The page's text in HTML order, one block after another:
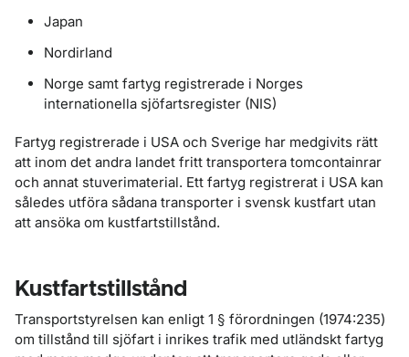
Japan
Nordirland
Norge samt fartyg registrerade i Norges
internationella sjöfartsregister (NIS)
Fartyg registrerade i USA och Sverige har medgivits rätt
att inom det andra landet fritt transportera tomcontainrar
och annat stuverimaterial. Ett fartyg registrerat i USA kan
således utföra sådana transporter i svensk kustfart utan
att ansöka om kustfartstillstånd.
Kustfartstillstånd
Transportstyrelsen kan enligt 1 § förordningen (1974:235)
om tillstånd till sjöfart i inrikes trafik med utländskt fartyg